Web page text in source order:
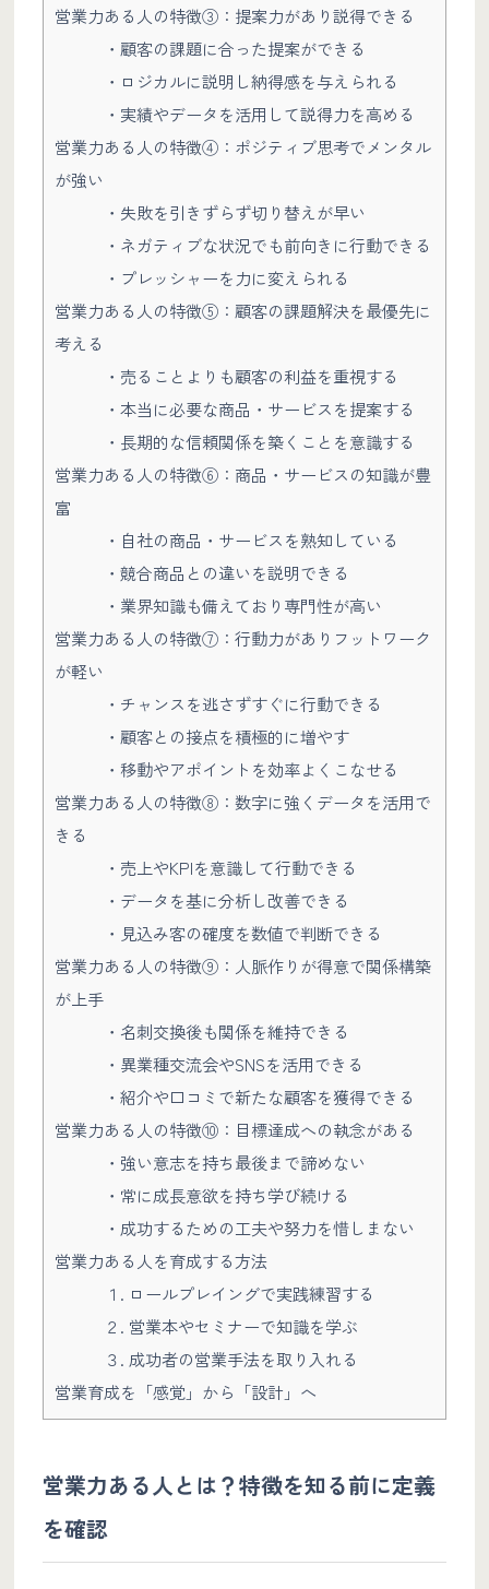
営業力ある人の特徴③：提案力があり説得できる
・顧客の課題に合った提案ができる
・ロジカルに説明し納得感を与えられる
・実績やデータを活用して説得力を高める
営業力ある人の特徴④：ポジティブ思考でメンタル
が強い
・失敗を引きずらず切り替えが早い
・ネガティブな状況でも前向きに行動できる
・プレッシャーを力に変えられる
営業力ある人の特徴⑤：顧客の課題解決を最優先に
考える
・売ることよりも顧客の利益を重視する
・本当に必要な商品・サービスを提案する
・長期的な信頼関係を築くことを意識する
営業力ある人の特徴⑥：商品・サービスの知識が豊
富
・自社の商品・サービスを熟知している
・競合商品との違いを説明できる
・業界知識も備えており専門性が高い
営業力ある人の特徴⑦：行動力がありフットワーク
が軽い
・チャンスを逃さずすぐに行動できる
・顧客との接点を積極的に増やす
・移動やアポイントを効率よくこなせる
営業力ある人の特徴⑧：数字に強くデータを活用で
きる
・売上やKPIを意識して行動できる
・データを基に分析し改善できる
・見込み客の確度を数値で判断できる
営業力ある人の特徴⑨：人脈作りが得意で関係構築
が上手
・名刺交換後も関係を維持できる
・異業種交流会やSNSを活用できる
・紹介や口コミで新たな顧客を獲得できる
営業力ある人の特徴⑩：目標達成への執念がある
・強い意志を持ち最後まで諦めない
・常に成長意欲を持ち学び続ける
・成功するための工夫や努力を惜しまない
営業力ある人を育成する方法
１. ロールプレイングで実践練習する
２. 営業本やセミナーで知識を学ぶ
３. 成功者の営業手法を取り入れる
営業育成を「感覚」から「設計」へ
営業力ある人とは？特徴を知る前に定義
を確認